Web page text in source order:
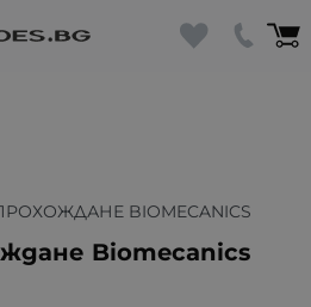
BIOMECANICS
Biomecanics